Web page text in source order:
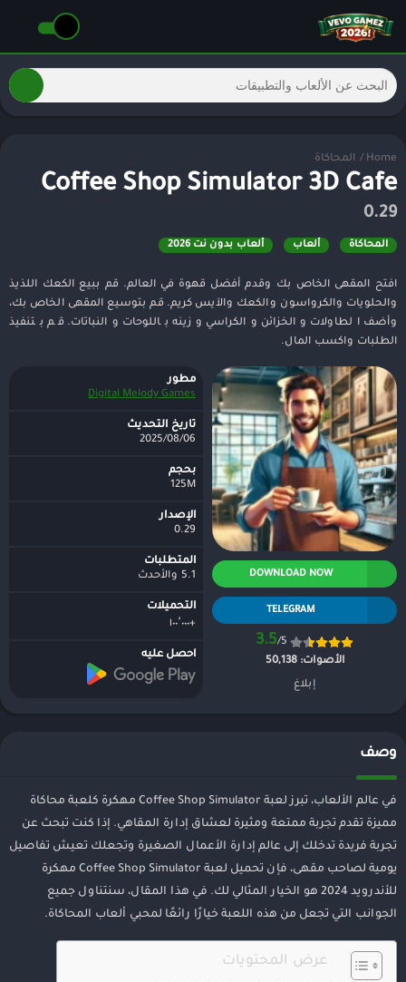
Home
/ المحاكاة
Coffee Shop Simulator 3D Cafe
0.29
المحاكاة ألعاب ألعاب بدون نت 2026
افتح المقهى الخاص بك وقدم أفضل قهوة في العالم. قم ببيع الكعك اللذيذ
والحلويات والكرواسون والكعك والآيس كريم. قم بتوسيع المقهى الخاص بك،
وأضف الطاولات والخزائن والكراسي وزينه باللوحات والنباتات. قم بتنفيذ
الطلبات واكسب المال.
DOWNLOAD NOW
TELEGRAM
3.5/5
الأصوات:50,138
إبلاغ
مطور
Digital Melody Games
تاريخ التحديث
2025/08/06
بحجم
125M
الإصدار
0.29
المتطلبات
5.1 والأحدث
التحميلات
+١٠٠٬٠٠٠
احصل عليه
وصف
في عالم الألعاب، تبرز لعبة Coffee Shop Simulator مهكرة كلعبة محاكاة
مميزة تقدم تجربة ممتعة ومثيرة لعشاق إدارة المقاهي. إذا كنت تبحث عن
تجربة فريدة تدخلك إلى عالم إدارة الأعمال الصغيرة وتجعلك تعيش تفاصيل
يومية لصاحب مقهى، فإن تحميل لعبة Coffee Shop Simulator مهكرة
للأندرويد 2024 هو الخيار المثالي لك. في هذا المقال، سنتناول جميع
الجوانب التي تجعل من هذه اللعبة خيارًا رائعًا لمحبي ألعاب المحاكاة.
عرض المحتويات